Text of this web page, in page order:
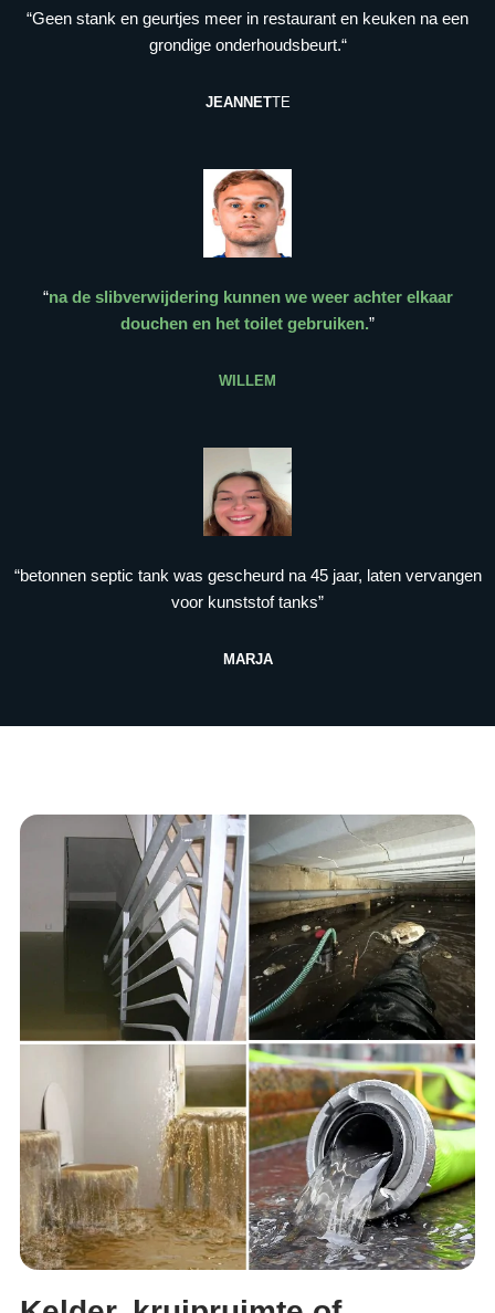
“Geen stank en geurtjes meer in restaurant en keuken na een
grondige onderhoudsbeurt.“
JEANNETTE
“na de slibverwijdering kunnen we weer achter elkaar
douchen en het toilet gebruiken.”
WILLEM
“betonnen septic tank was gescheurd na 45 jaar, laten vervangen
voor kunststof tanks”
MARJA